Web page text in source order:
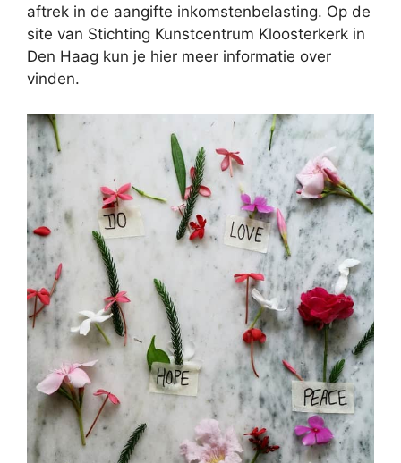
aftrek in de aangifte inkomstenbelasting. Op de
site van Stichting Kunstcentrum Kloosterkerk in
Den Haag kun je hier meer informatie over
vinden.